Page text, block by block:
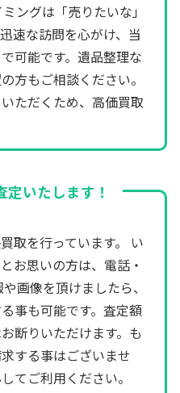
ングは「売りたいな」
速な訪問を心がけ、当
可能です。遺品整理な
方もご相談ください。
ただくため、高価買取
いたします！
取を行っています。 い
お思いの方は、電話・
画像を頂けましたら、
事も可能です。査定額
断りいただけます。も
する事はございませ
てご利用ください。